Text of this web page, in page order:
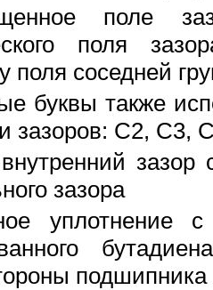
поле
поля
поля соседней
буквы также
зазоров: С2,
зазор
зазора
уплотнение
подшипника